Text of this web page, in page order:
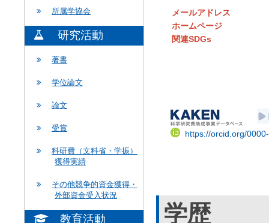
所属学協会
研究活動
著書
学位論文
論文
受賞
科研費（文科省・学振）
獲得実績
その他競争的資金獲得・
外部資金受入状況
教育活動
メールアドレス
ホームページ
関連SDGs
https://orcid.org/
学歴